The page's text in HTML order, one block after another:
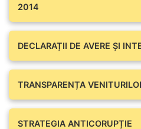
2014
DECLARAȚII DE AVERE ŞI
TRANSPARENȚA
STRATEGIA ANTICORUPȚIE